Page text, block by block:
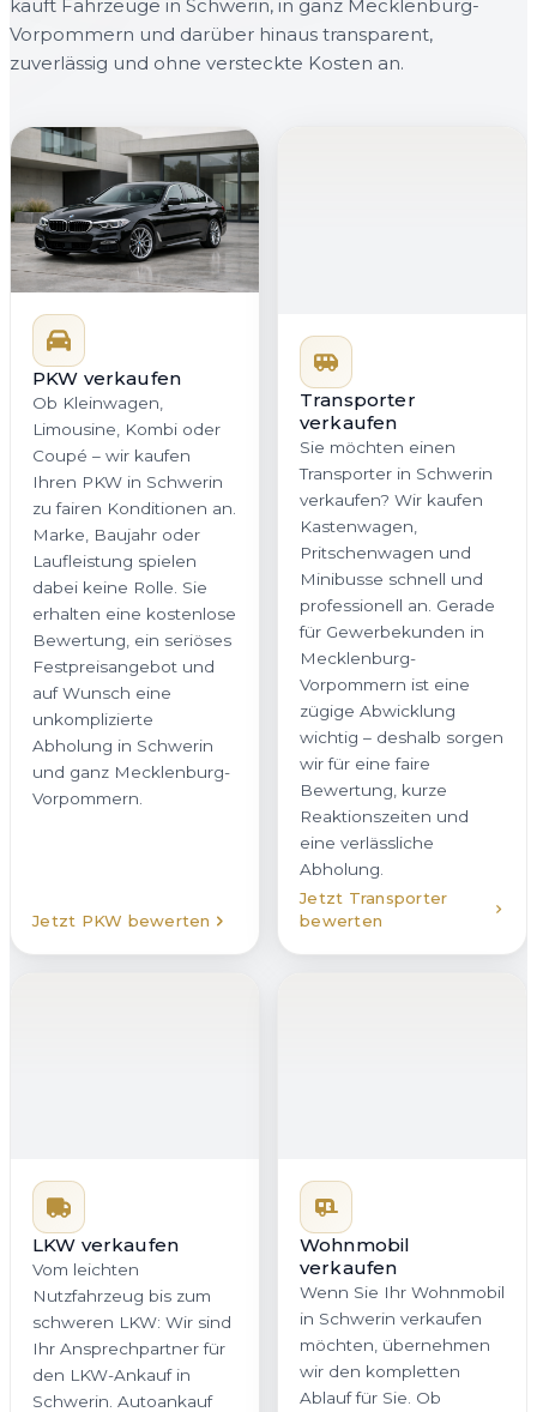
kauft Fahrzeuge in Schwerin, in ganz Mecklenburg-
Vorpommern und darüber hinaus transparent,
zuverlässig und ohne versteckte Kosten an.
PKW verkaufen
Ob Kleinwagen,
Limousine, Kombi oder
Coupé – wir kaufen
Ihren PKW in Schwerin
zu fairen Konditionen an.
Marke, Baujahr oder
Laufleistung spielen
dabei keine Rolle. Sie
erhalten eine kostenlose
Bewertung, ein seriöses
Festpreisangebot und
auf Wunsch eine
unkomplizierte
Abholung in Schwerin
und ganz Mecklenburg-
Vorpommern.
Jetzt PKW bewerten
Transporter
verkaufen
Sie möchten einen
Transporter in Schwerin
verkaufen? Wir kaufen
Kastenwagen,
Pritschenwagen und
Minibusse schnell und
professionell an. Gerade
für Gewerbekunden in
Mecklenburg-
Vorpommern ist eine
zügige Abwicklung
wichtig – deshalb sorgen
wir für eine faire
Bewertung, kurze
Reaktionszeiten und
eine verlässliche
Abholung.
Jetzt Transporter
bewerten
LKW verkaufen
Vom leichten
Nutzfahrzeug bis zum
schweren LKW: Wir sind
Ihr Ansprechpartner für
den LKW-Ankauf in
Schwerin. Autoankauf
Wohnmobil
verkaufen
Wenn Sie Ihr Wohnmobil
in Schwerin verkaufen
möchten, übernehmen
wir den kompletten
Ablauf für Sie. Ob